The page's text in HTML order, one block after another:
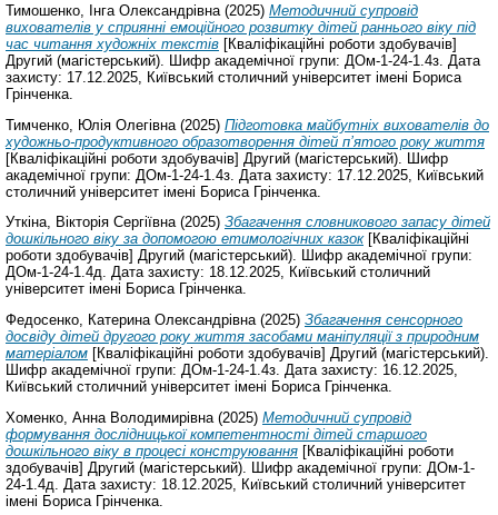
Тимошенко, Інга Олександрівна (2025) Методичний супровід
вихователів у сприянні емоційного розвитку дітей раннього віку під
час читання художніх текстів [Кваліфікаційні роботи здобувачів]
Другий (магістерський). Шифр академічної групи: ДОм-1-24-1.4з. Дата
захисту: 17.12.2025, Київський столичний університет імені Бориса
Грінченка.
Тимченко, Юлія Олегівна (2025) Підготовка майбутніх вихователів до
художньо-продуктивного образотворення дітей п’ятого року життя
[Кваліфікаційні роботи здобувачів] Другий (магістерський). Шифр
академічної групи: ДОм-1-24-1.4з. Дата захисту: 17.12.2025, Київський
столичний університет імені Бориса Грінченка.
Уткіна, Вікторія Сергіївна(2025) Збагачення словникового запасу дітей
дошкільного віку за допомогою етимологічних казок[Кваліфікаційні
роботи здобувачів] Другий (магістерський). Шифр академічної групи:
ДОм-1-24-1.4д. Дата захисту: 18.12.2025, Київський столичний
університет імені Бориса Грінченка.
Федосенко, Катерина Олександрівна(2025) Збагачення сенсорного
досвіду дітей другого року життя засобами маніпуляції з природним
матеріалом [Кваліфікаційні роботи здобувачів] Другий (магістерський).
Шифр академічної групи: ДОм-1-24-1.4з. Дата захисту: 16.12.2025,
Київський столичний університет імені Бориса Грінченка.
Хоменко, Анна Володимирівна(2025) Методичний супровід
формування дослідницької компетентності дітей старшого
дошкільного віку в процесі конструювання [Кваліфікаційні роботи
здобувачів] Другий (магістерський). Шифр академічної групи: ДОм-1-
24-1.4д. Дата захисту: 18.12.2025, Київський столичний університет
імені Бориса Грінченка.